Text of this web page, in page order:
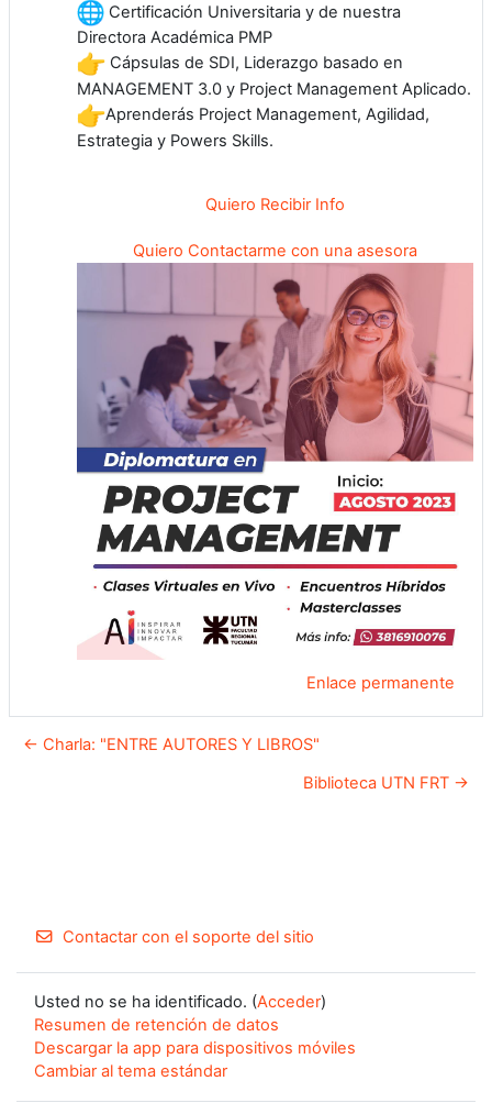
Certificación Universitaria y de nuestra
Directora Académica PMP
Cápsulas de SDI, Liderazgo basado en
MANAGEMENT 3.0 y Project Management Aplicado.
Aprenderás Project Management, Agilidad,
Estrategia y Powers Skills.
Quiero Recibir Info
Quiero Contactarme con una asesora
Enlace permanente
← Charla: "ENTRE AUTORES Y LIBROS"
Biblioteca UTN FRT →
Contactar con el soporte del sitio
Usted no se ha identificado. (Acceder)
Resumen de retención de datos
Descargar la app para dispositivos móviles
Cambiar al tema estándar